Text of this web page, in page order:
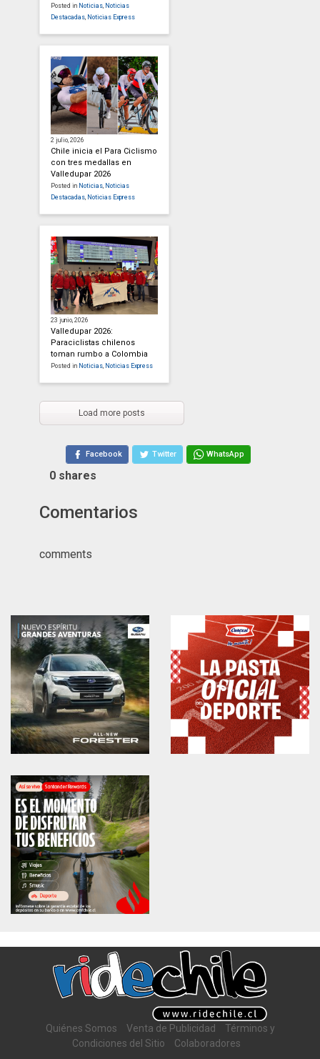
Posted in Noticias, Noticias
Destacadas, Noticias Express
2 julio, 2026
Chile inicia el Para Ciclismo
con tres medallas en
Valledupar 2026
Posted in Noticias, Noticias
Destacadas, Noticias Express
23 junio, 2026
Valledupar 2026:
Paraciclistas chilenos
toman rumbo a Colombia
Posted in Noticias, Noticias Express
Load more posts
Facebook Twitter WhatsApp
0 shares
Comentarios
comments
Quiénes Somos Venta de Publicidad
Términos y
Condiciones del Sitio
Colaboradores